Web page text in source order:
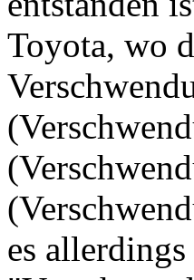
Toyota, wo
es